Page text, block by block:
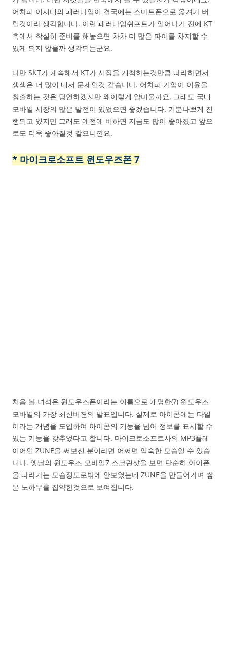
어차피 이시대의 패러다임이 결국에는 스마트폰으로 옮겨가 버
릴것이라 생각합니다. 이런 패러다임쉬프트가 일어나기 전에 KT
측에서 착실히 준비를 해놓으면 차차 더 많은 파이를 차지할 수
있게 되지 않을까 생각되는군요.
다만 SKT가 계속해서 KT가 시장을 개척하는것만큼 따라하면서
생색은 더 많이 내서 문제인것 같습니다. 어차피 기업이 이윤을
창출하는 것은 당연하겠지만 왜이렇게 얄미울까요. 그래도 국내
모바일 시장의 많은 발전이 있었으면 좋겠습니다. 기분나쁘게 진
행되고 있지만 그래도 예전에 비하면 지금도 많이 좋아졌고 앞으
로도 더욱 좋아질것 같으니깐요.
* 마이크로소프트 윈도우즈폰 7
처음 볼 녀석은 윈도우즈폰이라는 이름으로 개명한(?) 윈도우즈
모바일의 가장 최신버젼의 발표입니다. 실제로 아이콘에는 타일
이라는 개념을 도입하여 아이콘의 기능을 넘어 정보를 표시할 수
있는 기능을 갖추었다고 합니다. 마이크로소프트사의 MP3플레
이어인 ZUNE을 써보신 분이라면 어쩌면 익숙한 모습일 수 있습
니다. 옛날의 윈도우즈 모바일7 스크린샷을 보면 단순히 아이폰
을 따라가는 모습정도로밖에 안보였는데 ZUNE을 만들어가며 쌓
은 노하우를 집약한것으로 보여집니다.